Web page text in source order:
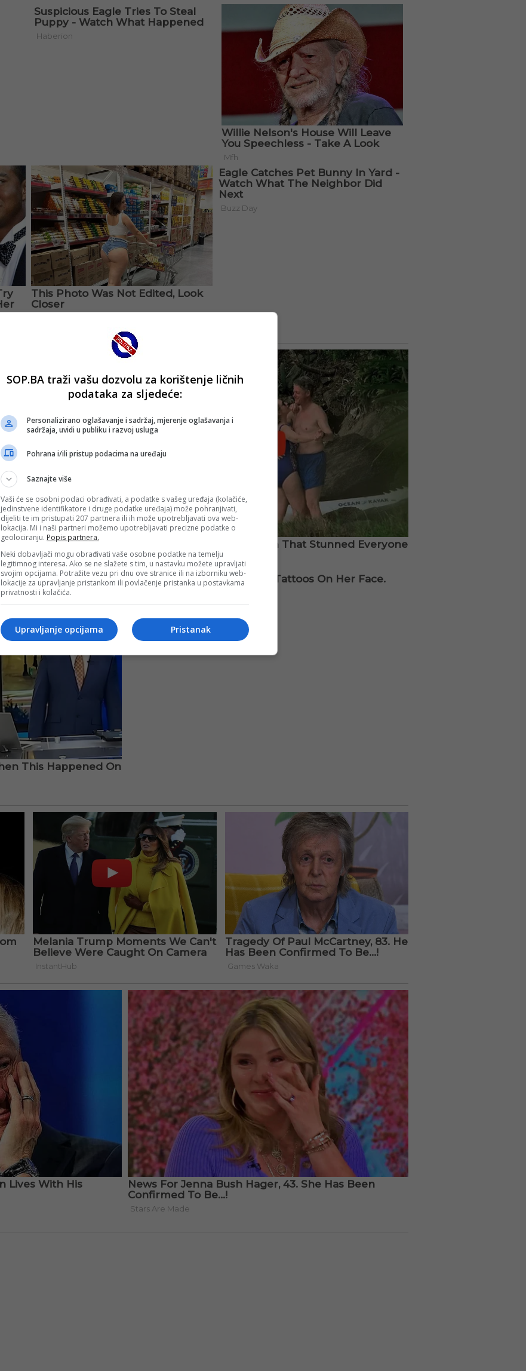
SOP.BA traži vašu dozvolu za korištenje ličnih
podataka za sljedeće:
Personalizirano oglašavanje i sadržaj, mjerenje oglašavanja i
sadržaja, uvidi u publiku i razvoj usluga
Pohrana i/ili pristup podacima na uređaju
Saznajte više
Vaši će se osobni podaci obrađivati, a podatke s vašeg uređaja (kolačiće,
jedinstvene identifikatore i druge podatke uređaja) može pohranjivati,
dijeliti te im pristupati 207 partnera ili ih može upotrebljavati ova web-
lokacija. Mi i naši partneri možemo upotrebljavati precizne podatke o
geolociranju. Popis partnera.
Neki dobavljači mogu obrađivati vaše osobne podatke na temelju
legitimnog interesa. Ako se ne slažete s tim, u nastavku možete upravljati
svojim opcijama. Potražite vezu pri dnu ove stranice ili na izborniku web-
lokacije za upravljanje pristankom ili povlačenje pristanka u postavkama
privatnosti i kolačića.
Pristanak
Upravljanje opcijama